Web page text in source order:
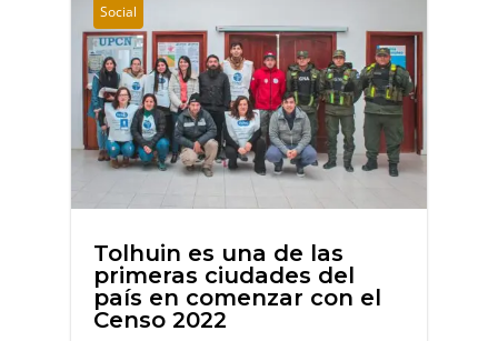
Social
Tolhuin es una de las
primeras ciudades del
país en comenzar con el
Censo 2022